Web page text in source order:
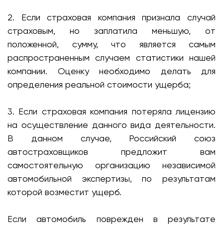
2. Если страховая компания признала случай
страховым, но заплатила меньшую, от
положенной, сумму, что является самым
распространенным случаем статистики нашей
компании. Оценку необходимо делать для
определения реальной стоимости ущерба;
3. Если страховая компания потеряла лицензию
на осуществление данного вида деятельности.
В данном случае, Российский союз
автостраховщиков предложит вам
самостоятельную организацию независимой
автомобильной экспертизы, по результатам
которой возместит ущерб.
Если автомобиль поврежден в результате